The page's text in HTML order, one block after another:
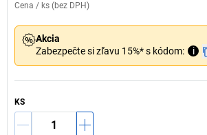
Cena / ks (bez DPH)
Akcia
Zabezpečte si zľavu 15%* s kódom:
i
KS